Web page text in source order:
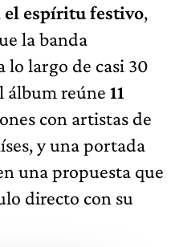
el espíritu festivo,
la banda
lo largo de casi 30
álbum reúne 11
con artistas de
y una portada
una propuesta que
directo con su